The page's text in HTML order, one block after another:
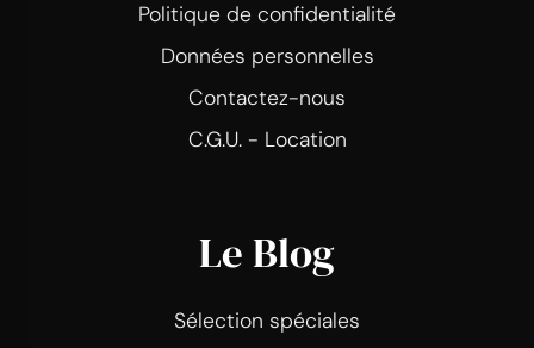
Politique de confidentialité
Données personnelles
Contactez-nous
C.G.U. - Location
Le Blog
Sélection spéciales